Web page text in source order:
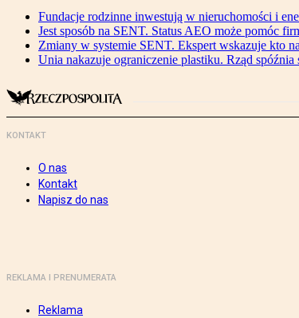
Fundacje rodzinne inwestują w nieruchomości i
Jest sposób na SENT. Status AEO może pomóc
Zmiany w systemie SENT. Ekspert wskazuje kto
Unia nakazuje ograniczenie plastiku. Rząd
KONTAKT
O nas
Kontakt
Napisz do nas
REKLAMA I PRENUMERATA
Reklama